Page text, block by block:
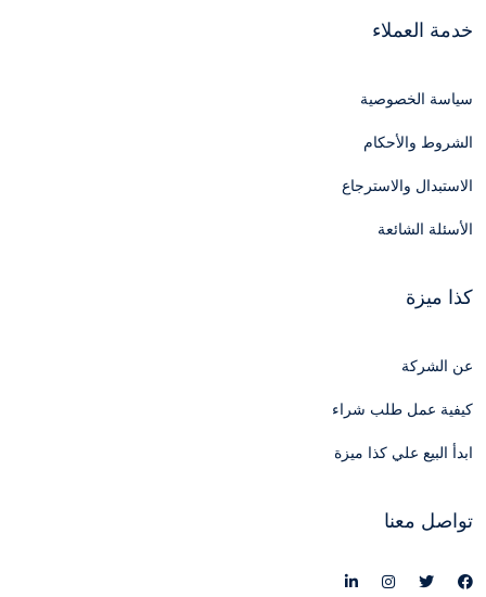
خدمة العملاء
سياسة الخصوصية
الشروط والأحكام
الاستبدال والاسترجاع
الأسئلة الشائعة
كذا ميزة
عن الشركة
كيفية عمل طلب شراء
ابدأ البيع علي كذا ميزة
تواصل معنا